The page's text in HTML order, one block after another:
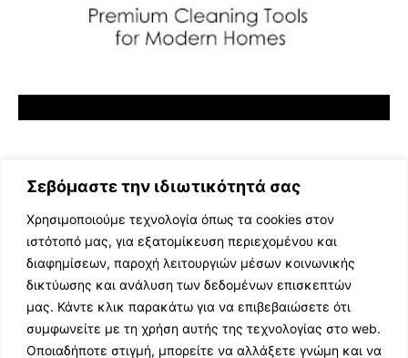
Σεβόμαστε την ιδιωτικότητά σας
Χρησιμοποιούμε τεχνολογία όπως τα cookies στον
ιστότοπό μας, για εξατομίκευση περιεχομένου και
διαφημίσεων, παροχή λειτουργιών μέσων κοινωνικής
δικτύωσης και ανάλυση των δεδομένων επισκεπτών
μας. Κάντε κλικ παρακάτω για να επιβεβαιώσετε ότι
συμφωνείτε με τη χρήση αυτής της τεχνολογίας στο web.
Οποιαδήποτε στιγμή, μπορείτε να αλλάξετε γνώμη και να
ΕΛΛΗΝΙΚΗ ΜΟΥΣΙΚΗ
TV SHOWS
EVENTS
ΘΕΑΤΡΟ